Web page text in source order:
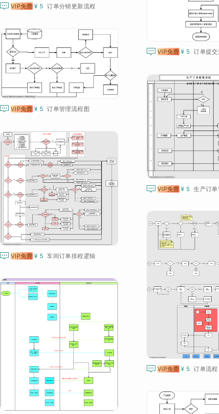
 VIP免费 ¥ 5 订单提
 VIP免费 ¥ 5 订单分销更新流程
 VIP免费 ¥ 5 订单管理流程图
 VIP免费 ¥ 5 生产订
 VIP免费 ¥ 5 车间订单排程逻辑
 VIP免费 ¥ 5 订单流程